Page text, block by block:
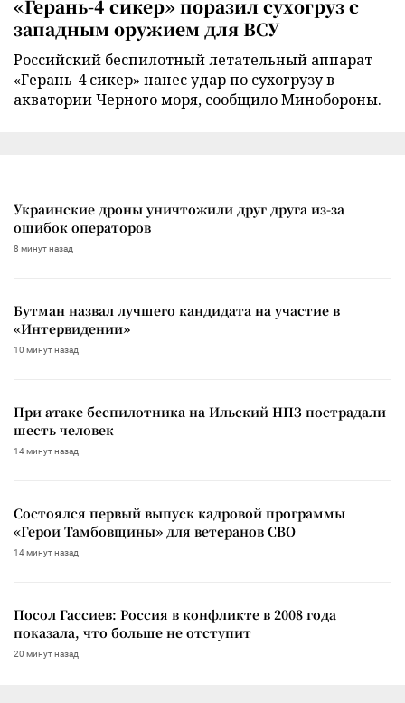
«Герань-4 сикер» поразил сухогруз с
западным оружием для ВСУ
Российский беспилотный летательный аппарат
«Герань-4 сикер» нанес удар по сухогрузу в
акватории Черного моря, сообщило Минобороны.
Украинские дроны уничтожили друг друга из-за
ошибок операторов
8 минут назад
Бутман назвал лучшего кандидата на участие в
«Интервидении»
10 минут назад
При атаке беспилотника на Ильский НПЗ пострадали
шесть человек
14 минут назад
Состоялся первый выпуск кадровой программы
«Герои Тамбовщины» для ветеранов СВО
14 минут назад
Посол Гассиев: Россия в конфликте в 2008 года
показала, что больше не отступит
20 минут назад